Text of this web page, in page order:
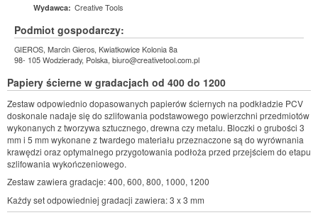
Wydawca: Creative Tools
Podmiot gospodarczy:
GIEROS, Marcin Gieros, Kwiatkowice Kolonia 8a
98- 105 Wodzierady, Polska, biuro@creativetool.com.pl
Papiery ścierne w gradacjach od 400 do 1200
Zestaw odpowiednio dopasowanych papierów ściernych na podkładzie PCV
doskonale nadaje się do szlifowania podstawowego powierzchni przedmiotów
wykonanych z tworzywa sztucznego, drewna czy metalu. Bloczki o grubości 3
mm i 5 mm wykonane z twardego materiału przeznaczone są do wyrównania
krawędzi oraz optymalnego przygotowania podłoża przed przejściem do etapu
szlifowania wykończeniowego.
Zestaw zawiera gradacje: 400, 600, 800, 1000, 1200
Każdy set odpowiedniej gradacji zawiera: 3 x 3 mm